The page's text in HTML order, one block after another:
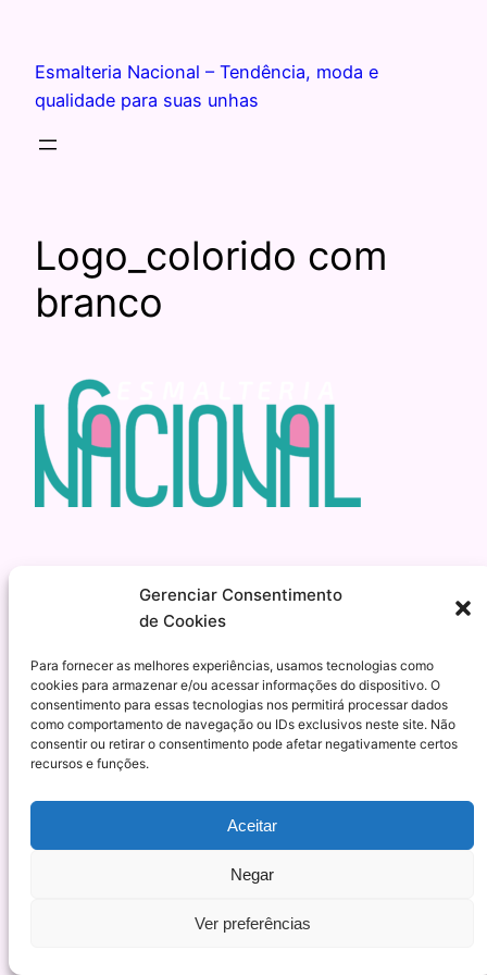
Gerenciar Consentimento
de Cookies
Para fornecer as melhores experiências, usamos tecnologias como
cookies para armazenar e/ou acessar informações do dispositivo. O
consentimento para essas tecnologias nos permitirá processar dados
como comportamento de navegação ou IDs exclusivos neste site. Não
consentir ou retirar o consentimento pode afetar negativamente certos
recursos e funções.
Aceitar
Negar
Ver preferências
Esmalteria Nacional – Tendência, moda e
qualidade para suas unhas
Logo_colorido com
branco
qualidade para suas unhas
Orgulhosamente feito comWordPress